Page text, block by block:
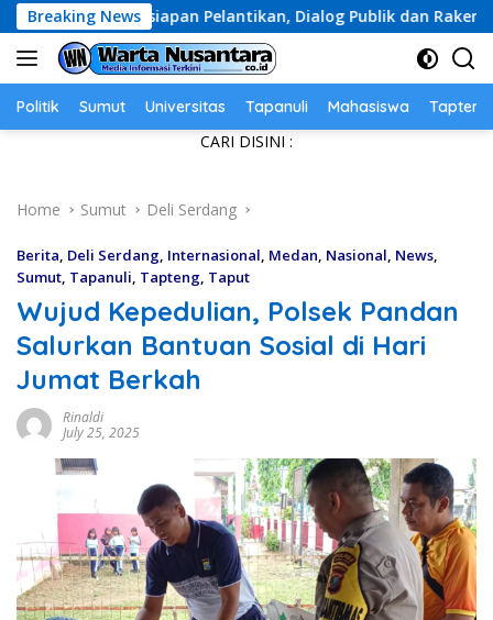
Skip
to
content
Breaking NewsPelantikan, Dialog Publik dan Rakerwil
Politik Sumut Universitas Tapanuli Mahasiswa Tapteng
CARI DISINI :
Home Sumut Deli Serdang
Berita, Deli Serdang, Internasional, Medan, Nasional, News,
Sumut, Tapanuli, Tapteng, Taput
Wujud Kepedulian, Polsek Pandan
Salurkan Bantuan Sosial di Hari
Jumat Berkah
Rinaldi
July 25, 2025